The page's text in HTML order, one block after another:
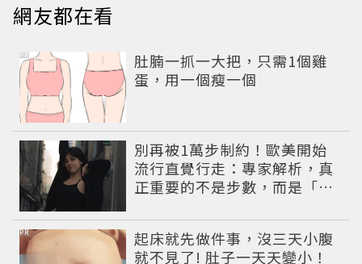
網友都在看
肚腩一抓一大把，只需1個雞
蛋，用一個瘦一個
PR
別再被1萬步制約！歐美開始
流行直覺行走：專家解析，真
正重要的不是步數，而是「這
起床就先做件事，沒三天小腹
就不見了! 肚子一天天變小！
PR